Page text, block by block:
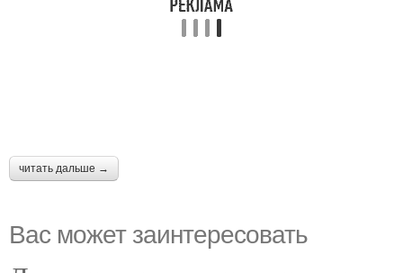
читать дальше →
Вас может заинтересовать